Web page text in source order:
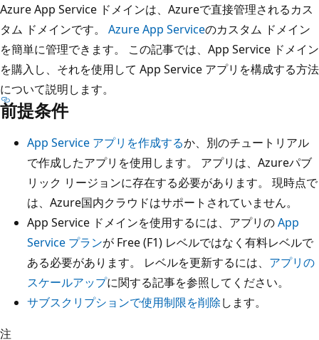
Azure App Service ドメインは、Azureで直接管理されるカス
タム ドメインです。 Azure App Serviceのカスタム ドメイン
を簡単に管理できます。 この記事では、App Service ドメイン
を購入し、それを使用して App Service アプリを構成する方法
について説明します。
前提条件
App Service アプリを作成するか、別のチュートリアル
で作成したアプリを使用します。 アプリは、Azureパブ
リック リージョンに存在する必要があります。 現時点で
は、Azure国内クラウドはサポートされていません。
App Service ドメインを使用するには、アプリのApp
Service プランが Free (F1) レベルではなく有料レベルで
ある必要があります。 レベルを更新するには、 アプリの
スケールアップに関する記事を参照してください。
サブスクリプションで使用制限を削除します。
注